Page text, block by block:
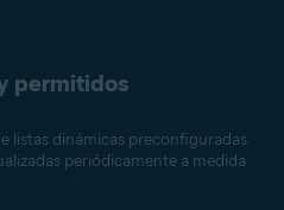
permitidos
listas dinámicas preconfiguradas
periódicamente a medida